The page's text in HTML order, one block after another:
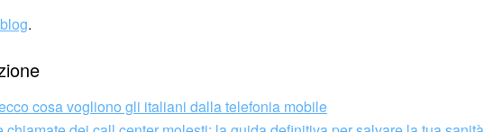
.
cosa vogliono gli italiani dalla telefonia mobile